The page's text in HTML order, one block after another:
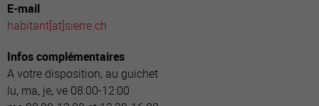
E-mail
habitant[at]sierre.ch
Infos complémentaires
A votre disposition, au guichet
lu, ma, je, ve 08:00-12:00